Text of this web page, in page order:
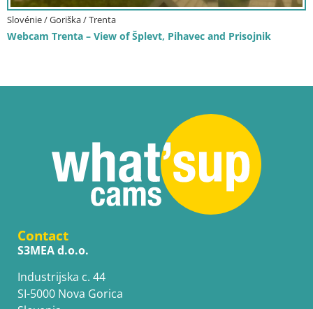
Slovénie / Goriška / Trenta
Webcam Trenta – View of Šplevt, Pihavec and Prisojnik
Contact
S3MEA d.o.o.
Industrijska c. 44
SI-5000 Nova Gorica